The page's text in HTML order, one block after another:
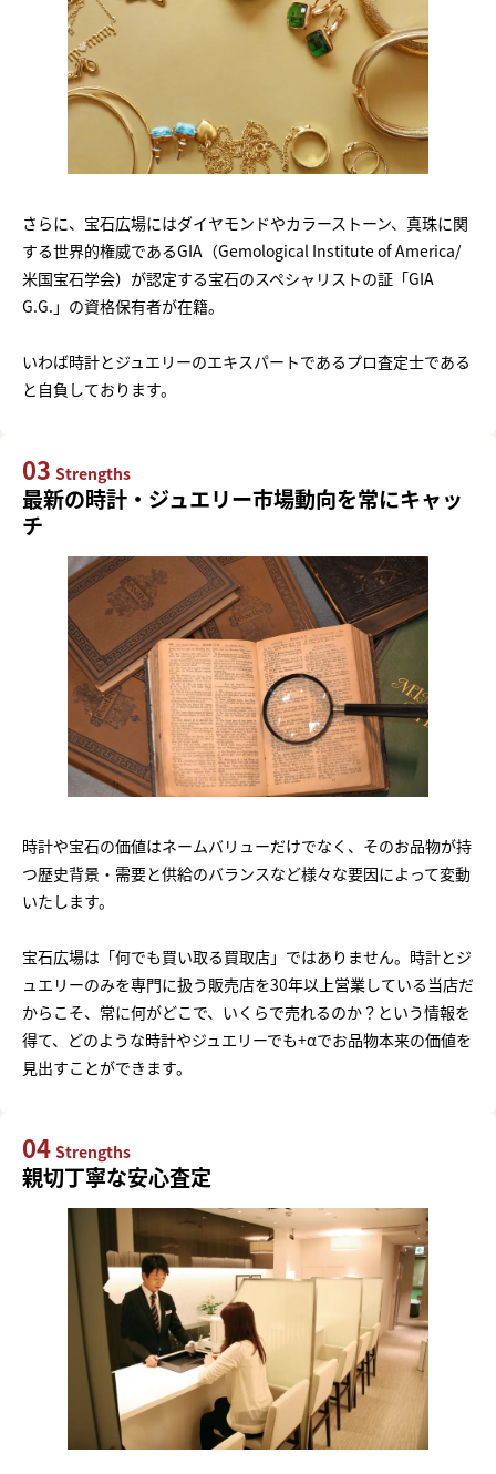
さらに、宝石広場にはダイヤモンドやカラーストーン、真珠に関
する世界的権威であるGIA（Gemological Institute of America/
米国宝石学会）が認定する宝石のスペシャリストの証「GIA
G.G.」の資格保有者が在籍。
いわば時計とジュエリーのエキスパートであるプロ査定士である
と自負しております。
03 Strengths
最新の時計・ジュエリー市場動向を常にキャッ
チ
時計や宝石の価値はネームバリューだけでなく、そのお品物が持
つ歴史背景・需要と供給のバランスなど様々な要因によって変動
いたします。
宝石広場は「何でも買い取る買取店」ではありません。時計とジ
ュエリーのみを専門に扱う販売店を30年以上営業している当店だ
からこそ、常に何がどこで、いくらで売れるのか？という情報を
得て、どのような時計やジュエリーでも+αでお品物本来の価値を
見出すことができます。
04 Strengths
親切丁寧な安心査定